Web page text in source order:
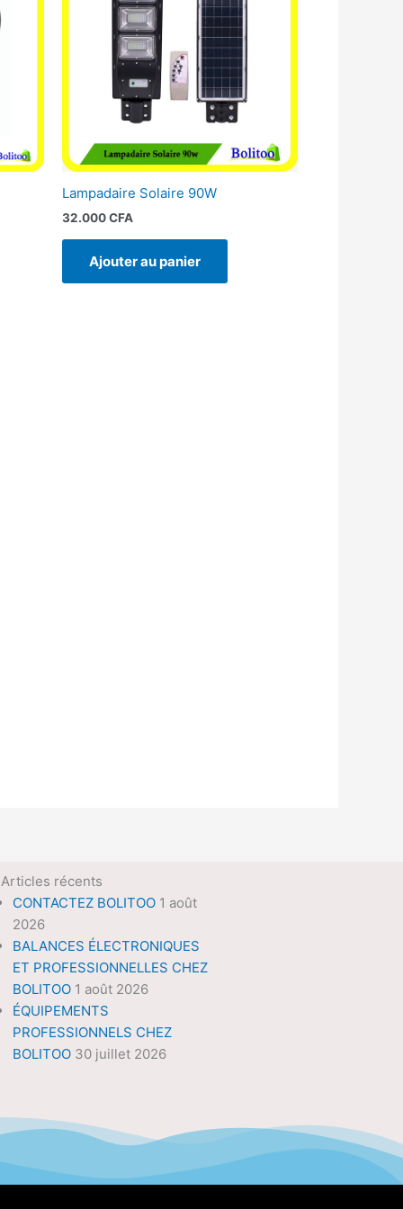
Lampadaire Solaire 90W
32.000CFA
Ajouter au panier
récents
CONTACTEZ BOLITOO 1 août
2026
BALANCES ÉLECTRONIQUES
ET PROFESSIONNELLES CHEZ
BOLITOO 1 août 2026
ÉQUIPEMENTS
PROFESSIONNELS CHEZ
BOLITOO 30 juillet 2026